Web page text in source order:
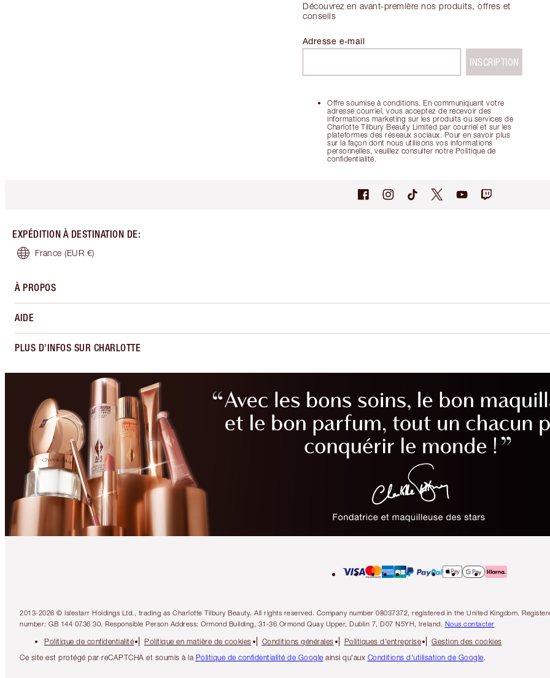
Découvrez en avant-première nos produits, offres et
conseils
Offre soumise à conditions. En communiquant votre
adresse courriel, vous acceptez de recevoir des
informations marketing sur les produits ou services de
Charlotte Tilbury Beauty Limited par courriel et sur les
plateformes des réseaux sociaux. Pour en savoir plus
sur la façon dont nous utilisons vos informations
personnelles, veuillez consulter notre Politique de
confidentialité.
Adresse e-mail
INSCRIPTION
EXPÉDITION À DESTINATION DE:
France (EUR €)
À PROPOS
AIDE
PLUS D'INFOS SUR CHARLOTTE
2013-2026 © Islestarr Holdings Ltd., trading as Charlotte Tilbury Beauty. All rights reserved. Company number 08037372, registered in the United Kingdom.
number: GB 144 0736 30. Responsible Person Address: Ormond Building, 31-36 Ormond Quay Upper, Dublin 7, D07 N5YH, Ireland.
Nous contacter
Politique de confidentialité Politique en matière de cookies Conditions générales Politiques d’entreprise
Gestion des cookies
Ce site est protégé par reCAPTCHA et soumis à la Politique de confidentialité de Google ainsi qu'aux Conditions d'utilisation de Google.